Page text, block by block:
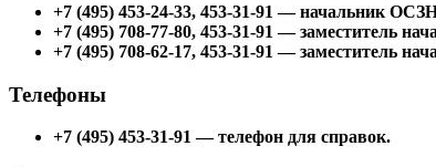
+7 (495) 453-24-33, 453-31-91 — начальник
+7 (495) 708-77-80, 453-31-91 — заместитель
+7 (495) 708-62-17, 453-31-91 — заместитель
Телефоны
+7 (495) 453-31-91 — телефон для справок.